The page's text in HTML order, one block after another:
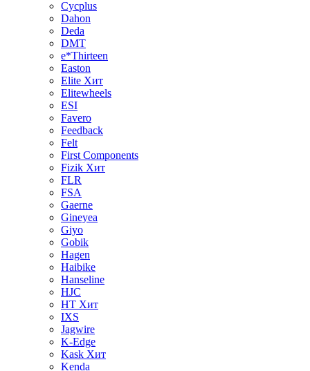
Cycplus
Dahon
Deda
DMT
e*Thirteen
Easton
Elite Хит
Elitewheels
ESI
Favero
Feedback
Felt
First Components
Fizik Хит
FLR
FSA
Gaerne
Gineyea
Giyo
Gobik
Hagen
Haibike
Hanseline
HJC
HT Хит
IXS
Jagwire
K-Edge
Kask Хит
Kenda